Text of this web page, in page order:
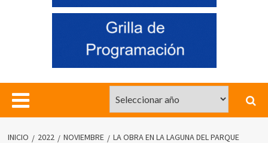
INICIO 2022 NOVIEMBRE LA OBRA EN LA LAGUNA DEL PARQUE